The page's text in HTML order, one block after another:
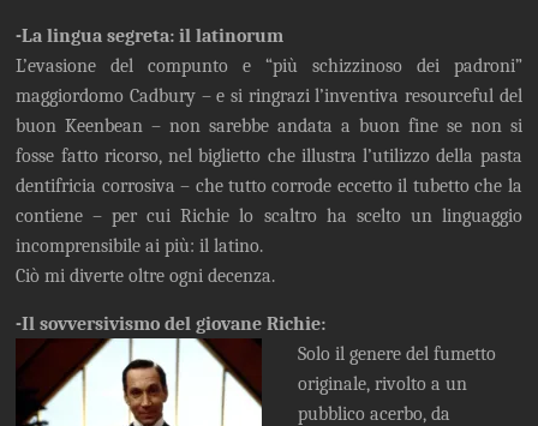
-La lingua segreta: il latinorum
L’evasione del compunto e “più schizzinoso dei padroni”
maggiordomo Cadbury – e si ringrazi l’inventiva resourceful del
buon Keenbean – non sarebbe andata a buon fine se non si
fosse fatto ricorso, nel biglietto che illustra l’utilizzo della pasta
dentifricia corrosiva – che tutto corrode eccetto il tubetto che la
contiene – per cui Richie lo scaltro ha scelto un linguaggio
incomprensibile ai più: il latino.
Ciò mi diverte oltre ogni decenza.
-Il sovversivismo del giovane Richie:
Solo il genere del fumetto
originale, rivolto a un
pubblico acerbo, da